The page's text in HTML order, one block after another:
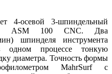
4-осевой 3-шпиндельный
ASM 100 CNC. Два
шпинделя инструмента
одном процессе тонкую
диаметра. Точность формы
MahrSurf с